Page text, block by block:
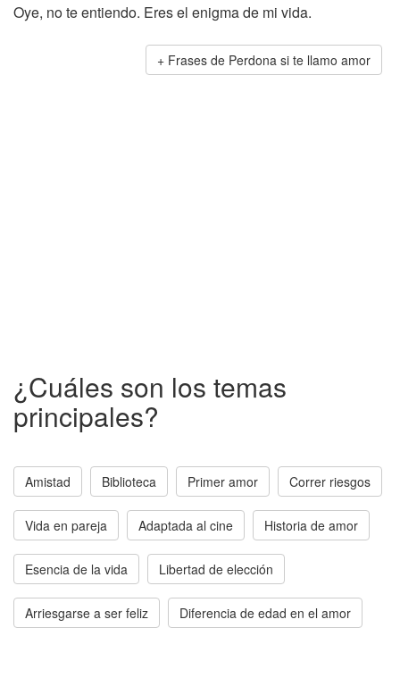
Oye, no te entiendo. Eres el enigma de mi vida.
Frases de Perdona si te llamo amor
¿Cuáles son los temas
principales?
Amistad Biblioteca Primer amor Correr riesgos
Vida en pareja Adaptada al cine Historia de amor
Esencia de la vida Libertad de elección
Arriesgarse a ser feliz Diferencia de edad en el amor